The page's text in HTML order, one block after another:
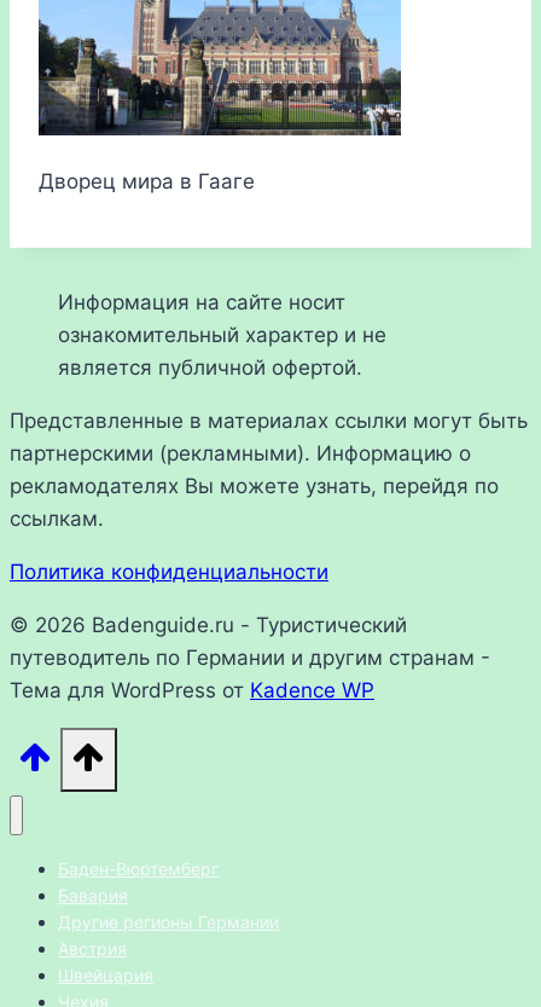
Дворец мира в Гааге
Информация на сайте носит
ознакомительный характер и не
является публичной офертой.
Представленные в материалах ссылки могут быть
партнерскими (рекламными). Информацию о
рекламодателях Вы можете узнать, перейдя по
ссылкам.
Политика конфиденциальности
© 2026 Badenguide.ru - Туристический
путеводитель по Германии и другим странам -
Тема для WordPress от Kadence WP
Баден-Вюртемберг
Бавария
Другие регионы Германии
Австрия
Швейцария
Чехия